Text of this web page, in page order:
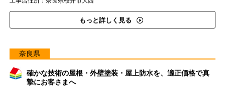
もっと詳しく見る
奈良県
確かな技術の屋根・外壁塗装・屋上防水を、適正価格で真
摯にお客さまへ